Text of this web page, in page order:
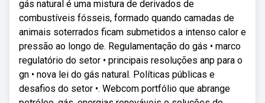
gás natural é uma mistura de derivados de
combustíveis fósseis, formado quando camadas de
animais soterrados ficam submetidos a intenso calor e
pressão ao longo de. Regulamentação do gás • marco
regulatório do setor • principais resoluções anp para o
gn • nova lei do gás natural. Políticas públicas e
desafios do setor •. Webcom portfólio que abrange